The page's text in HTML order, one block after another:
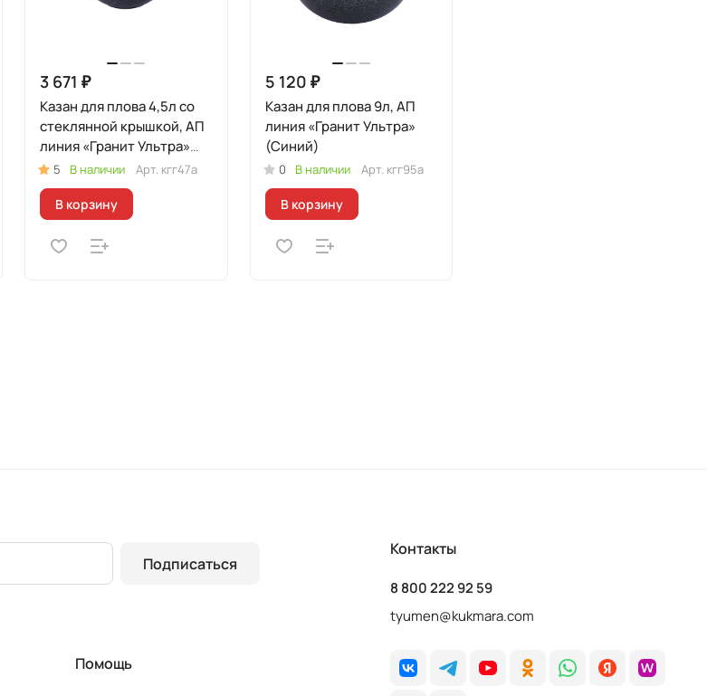
3 671 ₽
Казан для плова 4,5л со
стеклянной крышкой, АП
линия «Гранит Ультра»
(Синий)
5 В наличии Арт. кгг47а
В корзину
5 120 ₽
Казан для плова 9л, АП
линия «Гранит Ультра»
(Синий)
0 В наличии Арт. кгг95а
В корзину
Подписаться
Помощь
Контакты
8 800 222 92 59
tyumen@kukmara.com